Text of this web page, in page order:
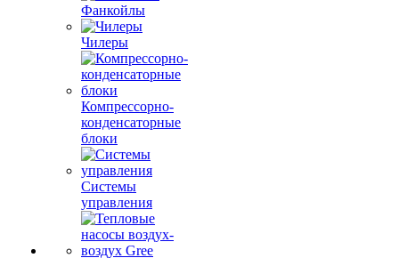
Фанкойлы
Чилеры
Компрессорно-
конденсаторные
блоки
Системы
управления